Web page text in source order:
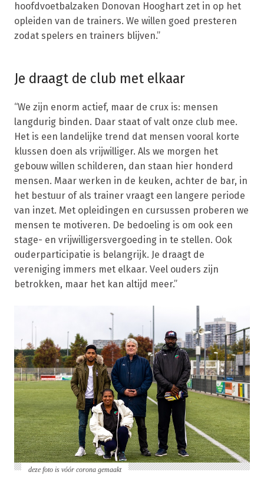
hoofdvoetbalzaken Donovan Hooghart zet in op het
opleiden van de trainers. We willen goed presteren
zodat spelers en trainers blijven.”
Je draagt de club met elkaar
“We zijn enorm actief, maar de crux is: mensen
langdurig binden. Daar staat of valt onze club mee.
Het is een landelijke trend dat mensen vooral korte
klussen doen als vrijwilliger. Als we morgen het
gebouw willen schilderen, dan staan hier honderd
mensen. Maar werken in de keuken, achter de bar, in
het bestuur of als trainer vraagt een langere periode
van inzet. Met opleidingen en cursussen proberen we
mensen te motiveren. De bedoeling is om ook een
stage- en vrijwilligersvergoeding in te stellen. Ook
ouderparticipatie is belangrijk. Je draagt de
vereniging immers met elkaar. Veel ouders zijn
betrokken, maar het kan altijd meer.”
deze foto is vóór corona gemaakt